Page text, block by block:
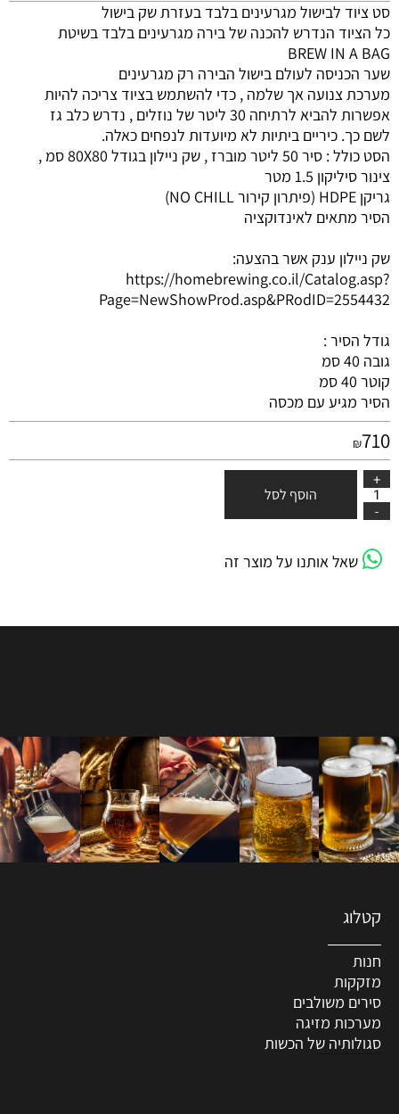
סט ציוד לבישול מגרעינים בלבד בעזרת שק בישול
כל הציוד הנדרש להכנה של בירה מגרעינים בלבד בשיטת
BREW IN A BAG
שער הכניסה לעולם בישול הבירה רק מגרעינים
מערכת צנועה אך שלמה , כדי להשתמש בציוד צריכה להיות
אפשרות להביא לרתיחה 30 ליטר של נוזלים , נדרש כלב גז
לשם כך. כיריים ביתיות לא מיועדות לנפחים כאלה.
הסט כולל : סיר 50 ליטר מוברז , שק ניילון בגודל 80X80 סמ ,
צינור סיליקון 1.5 מטר
גריקן HDPE (פיתרון קירור NO CHILL)
הסיר מתאים לאינדוקציה
שק ניילון ענק אשר בהצעה:
https://homebrewing.co.il/Catalog.asp?
Page=NewShowProd.asp&PRodID=2554432
גודל הסיר :
גובה 40 סמ
קוטר 40 סמ
הסיר מגיע עם מכסה
₪710
הוסף לסל
שאל אותנו על מוצר זה
קטלוג
חנות
מזקקות
סירים משולבים
מערכות מזיגה
סגולותיה של הכשות